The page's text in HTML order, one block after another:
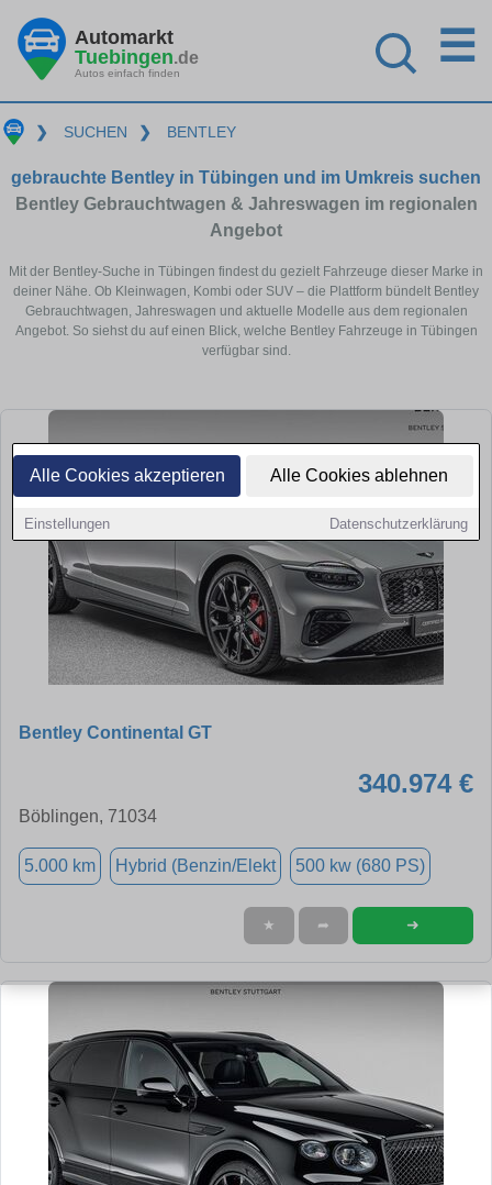
Alle Cookies akzeptieren Alle Cookies ablehnen
Einstellungen Datenschutzerklärung
Automarkt
Tuebingen.de
Autos einfach finden
☰
❯ SUCHEN ❯ BENTLEY
gebrauchte Bentley in Tübingen und im Umkreis suchen
Bentley Gebrauchtwagen & Jahreswagen im regionalen
Angebot
Mit der Bentley-Suche in Tübingen findest du gezielt Fahrzeuge dieser Marke in
deiner Nähe. Ob Kleinwagen, Kombi oder SUV – die Plattform bündelt Bentley
Gebrauchtwagen, Jahreswagen und aktuelle Modelle aus dem regionalen
Angebot. So siehst du auf einen Blick, welche Bentley Fahrzeuge in Tübingen
verfügbar sind.
Bentley Continental GT
340.974 €
Böblingen, 71034
5.000 km Hybrid (Benzin/Elekt 500 kw (680 PS)
★ ➦ ➜